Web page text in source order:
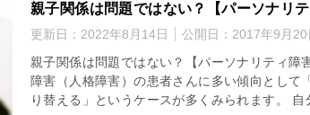
親子関係は問題ではない？【パーソナリ
更新日： 2022年8月14日 公開日： 2017年9月20
親子関係は問題ではない？【パーソナリティ障
障害（人格障害）の患者さんに多い傾向として
り替える」というケースが多くみられます。